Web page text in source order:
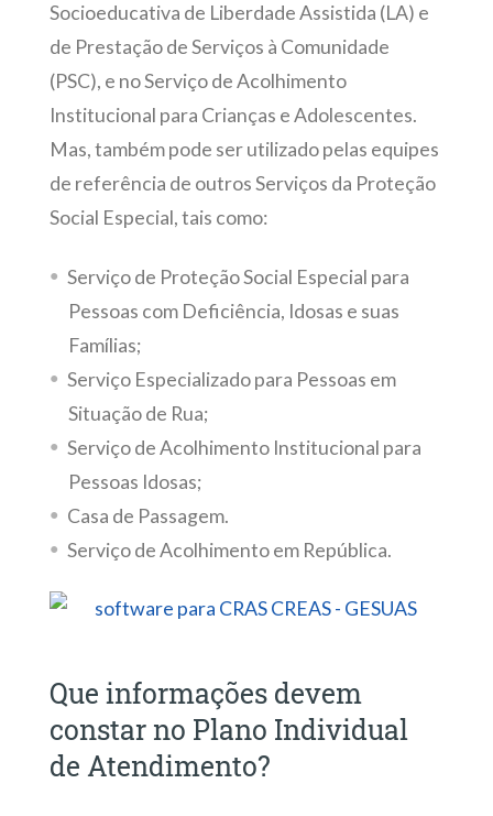
Socioeducativa de Liberdade Assistida (LA) e
de Prestação de Serviços à Comunidade
(PSC), e no Serviço de Acolhimento
Institucional para Crianças e Adolescentes.
Mas, também pode ser utilizado pelas equipes
de referência de outros Serviços da Proteção
Social Especial, tais como:
Serviço de Proteção Social Especial para
Pessoas com Deficiência, Idosas e suas
Famílias;
Serviço Especializado para Pessoas em
Situação de Rua;
Serviço de Acolhimento Institucional para
Pessoas Idosas;
Casa de Passagem.
Serviço de Acolhimento em República.
Que informações devem
constar no Plano Individual
de Atendimento?